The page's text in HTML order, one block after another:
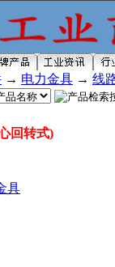
→ 电力金具 → 线
回转式)
具